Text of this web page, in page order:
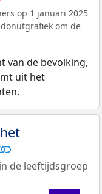
op 1 januari 2025
om de
van de bevolking,
uit het
de leeftijdsgroep